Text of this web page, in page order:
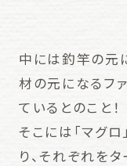
中には釣竿の元
材の元になるフ
ているとのこと！
そこには「マグロ
り、それぞれを